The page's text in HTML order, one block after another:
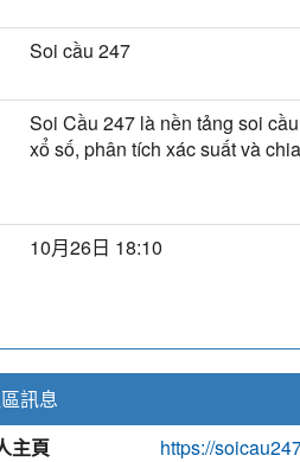
Soi cầu 247
Soi Cầu 247 là nền tảng soi
xổ số, phân tích xác suất và
10月26日 18:10
訊息
主頁
https://